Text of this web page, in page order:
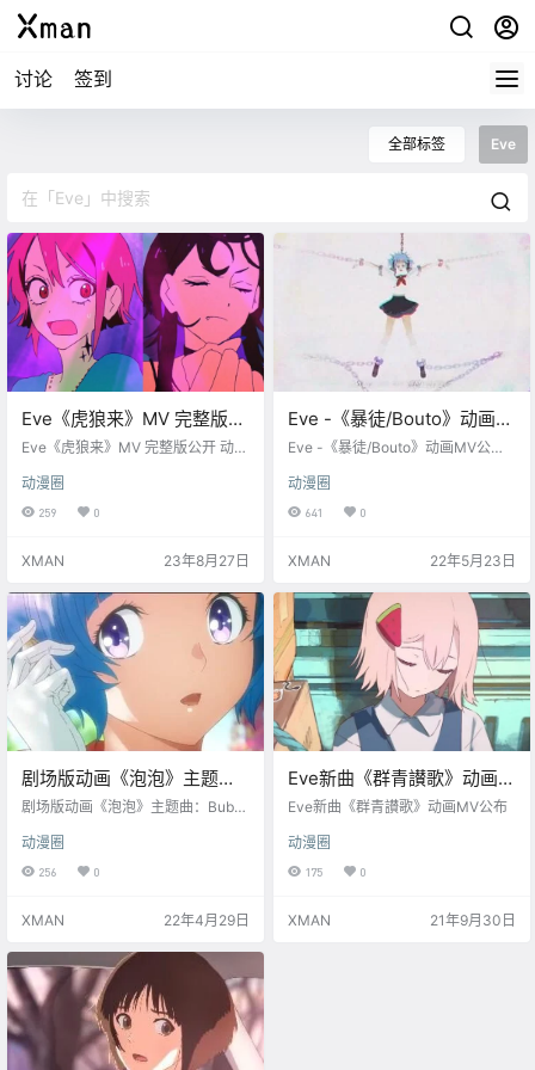
讨论 签到
全部标签 Eve
Eve《虎狼来》MV 完整版公
开
Eve《虎狼来》MV 完整版公开 动画
是Eve作曲、作词、演唱的一首歌曲
，该曲于2023年3月22日发行于EP
动漫圈
259 0
XMAN 23年8月27日
Eve -《暴徒/Bouto》动画
MV
Eve -《暴徒/Bouto》动画MV公
作。
动漫圈
641 0
XMAN 22年5月23日
剧场版动画《泡泡》主题
曲：Bubble (feat. Uta) MV
剧场版动画《泡泡》主题曲：Bubbl
《泡泡》由 虚渊玄（编剧）× 小畑
健（角色设计）× 泽野弘之（配乐）
× 荒木哲郎（导演）合作的动画，
在 Netflix开播，国内B站5月1日起
的东京，身手敏捷的少年 响 某天失
足跌入海中，被神秘少女 诗 所救，
随后两人听到了别人无法…
动漫圈
256 0
XMAN 22年4月29日
Eve新曲《群青讃歌》动画
MV公布
Eve新曲《群青讃歌》动画MV公布
动漫圈
175 0
XMAN 21年9月30日